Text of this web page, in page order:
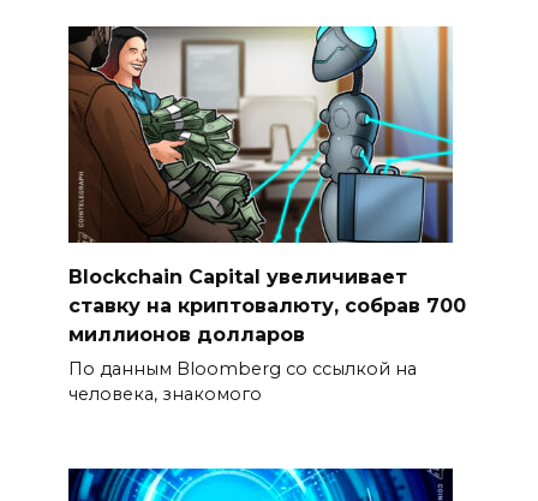
Blockchain Capital увеличивает
ставку на криптовалюту, собрав 700
миллионов долларов
По данным Bloomberg со ссылкой на
человека, знакомого